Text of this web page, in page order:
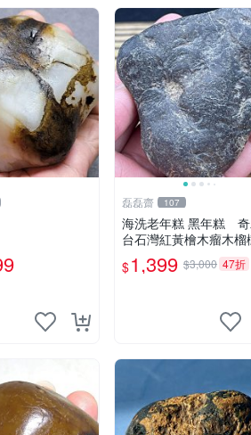
磊磊齋 107
海洗老年糕 黑年糕
台石灣紅黃檜木瘤木榴
樹榴木雕滿釘閃花瘤沉
仔花一級木肖楠土豆瘤
$1,399 $3,000 47折